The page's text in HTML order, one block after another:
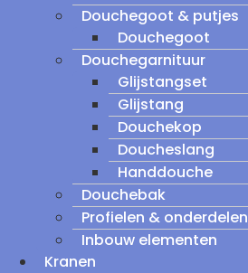
Douchegoot & putjes
Douchegoot
Douchegarnituur
Glijstangset
Glijstang
Douchekop
Doucheslang
Handdouche
Douchebak
Profielen & onderdelen
Inbouw elementen
Kranen